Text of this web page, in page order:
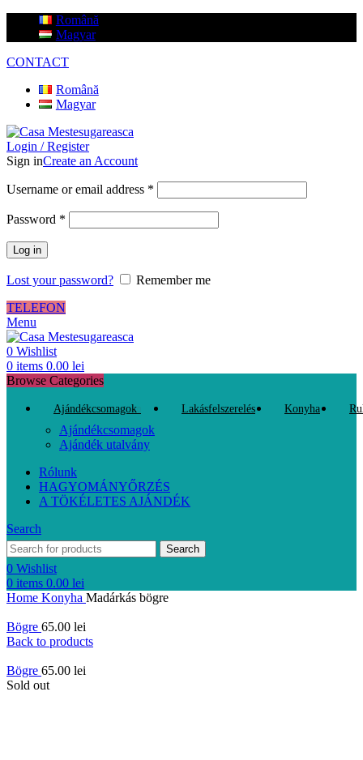
Română
Magyar
CONTACT
Română
Magyar
Login / Register
Sign inCreate an Account
Username or email address *
Password *
Log in
Lost your password?
Remember me
TELEFON
Menu
0 Wishlist
0 items 0.00 lei
Browse Categories
Ajándékcsomagok
Ajándékcsomagok
Ajándék utalvány
Lakásfelszerelés Konyha
Rólunk
HAGYOMÁNYŐRZÉS
A TÖKÉLETES AJÁNDÉK
Search
Search
0 Wishlist
0 items 0.00 lei
Home Konyha Madárkás bögre
Bögre 65.00 lei
Back to products
Bögre 65.00 lei
Sold out